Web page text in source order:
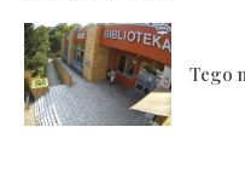
Tego